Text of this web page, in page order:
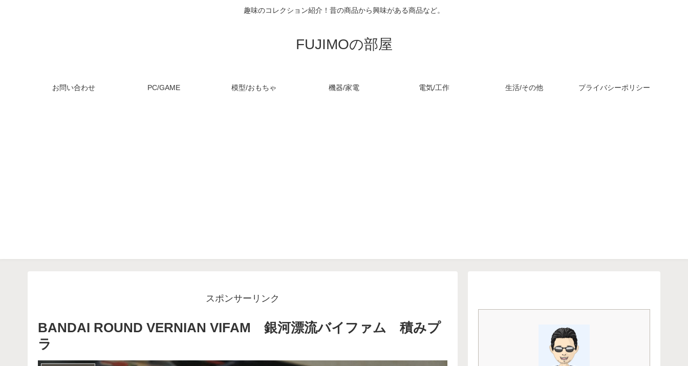
趣味のコレクション紹介！昔の商品から興味がある商品など。
FUJIMOの部屋
お問い合わせ PC/GAME 模型/おもちゃ 機器/家電 電気/工作 生活/その他 プライバシーポリシー
スポンサーリンク
BANDAI ROUND VERNIAN VIFAM 銀河漂流バイファム 積みプ
ラ